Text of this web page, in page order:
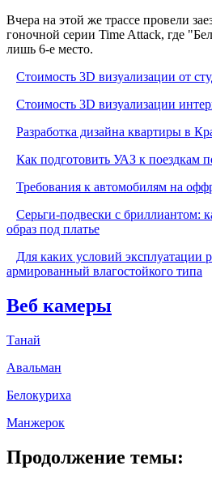
Вчера на этой же трассе провели
гоночной серии Time Attack, где
лишь 6-е место.
Стоимость 3D визуализации от
Стоимость 3D визуализации
Разработка дизайна квартиры в
Как подготовить УАЗ к поездкам
Требования к автомобилям на
Серьги-подвески с бриллиантом:
образ под платье
Для каких условий эксплуатации
армированный влагостойкого типа
Веб камеры
Танай
Авальман
Белокуриха
Манжерок
Продолжение темы: